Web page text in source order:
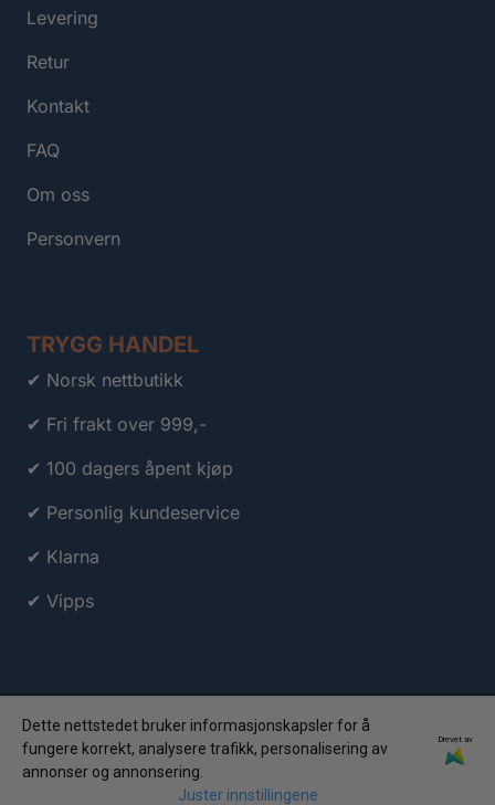
Levering
Retur
Kontakt
FAQ
Om oss
Personvern
TRYGG HANDEL
✔ Norsk nettbutikk
✔ Fri frakt over 999,-
✔ 100 dagers åpent kjøp
✔ Personlig kundeservice
✔ Klarna
✔ Vipps
© 2026 Travelstuff.no AS • Org.nr: 998 063 809 • Alle
Dette nettstedet bruker informasjonskapsler for å
fungere korrekt, analysere trafikk, personalisering av
annonser og annonsering.
Drevet av
Juster innstillingene